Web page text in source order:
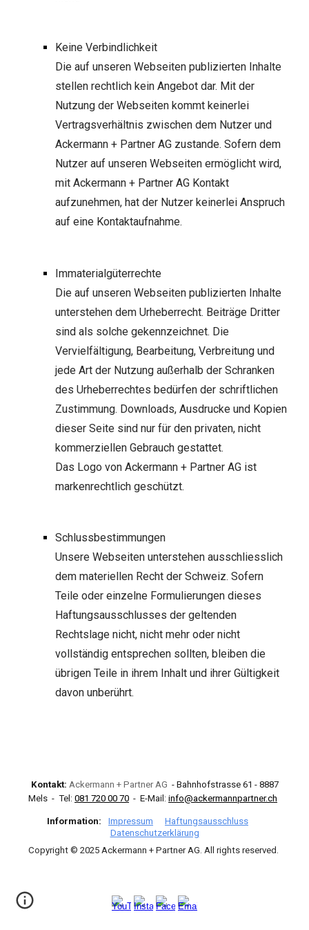
Keine Verbindlichkeit
Die auf unseren Webseiten publizierten Inhalte
stellen rechtlich kein Angebot dar. Mit der
Nutzung der Webseiten kommt keinerlei
Vertragsverhältnis zwischen dem Nutzer und
Ackermann + Partner AG zustande. Sofern dem
Nutzer auf unseren Webseiten ermöglicht wird,
mitAckermann + Partner AG Kontakt
aufzunehmen, hat der Nutzer keinerlei Anspruch
auf eine Kontaktaufnahme.
Immaterialgüterrechte
Die auf unseren Webseiten publizierten Inhalte
unterstehen dem Urheberrecht. Beiträge Dritter
sind als solche gekennzeichnet. Die
Vervielfältigung, Bearbeitung, Verbreitung und
jede Art der Nutzung außerhalb der Schranken
des Urheberrechtes bedürfen der schriftlichen
Zustimmung. Downloads, Ausdrucke und Kopien
dieser Seite sind nur für den privaten, nicht
kommerziellen Gebrauch gestattet.
Das Logo vonAckermann + Partner AG ist
markenrechtlich geschützt.
Schlussbestimmungen
Unsere Webseiten unterstehen ausschliesslich
dem materiellen Recht der Schweiz. Sofern
Teile oder einzelne Formulierungen dieses
Haftungsausschlusses der geltenden
Rechtslage nicht, nicht mehr oder nicht
vollständig entsprechen sollten, bleiben die
übrigen Teile in ihrem Inhalt und ihrer Gültigkeit
davon unberührt.
Kontakt: Ackermann + Partner AG - Bahnhofstrasse 61 - 8887
Mels - Tel : 081 720 00 70 - E-Mail: info@ackermannpartner.ch
Information: Impressum
Haftungsausschluss
Datenschutzerklärung
Copyright © 2025 Ackermann + Partner AG. All rights reserved.